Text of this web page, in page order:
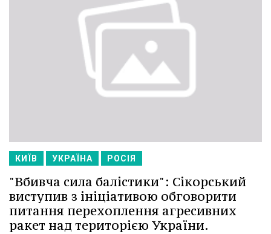
КИЇВ УКРАЇНА РОСІЯ
"Вбивча сила балістики": Сікорський
виступив з ініціативою обговорити
питання перехоплення агресивних
ракет над територією України.